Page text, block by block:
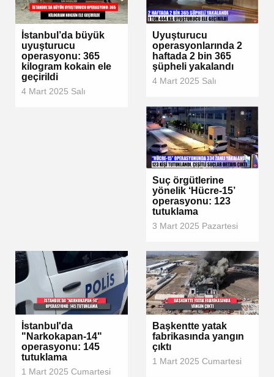
İstanbul’da büyük
uyuşturucu
operasyonu: 365
kilogram kokain ele
geçirildi
4 Mart 2025 Salı
Uyuşturucu
operasyonlarında 2
haftada 2 bin 365
şüpheli yakalandı
4 Mart 2025 Salı
Suç örgütlerine
yönelik ‘Hücre-15’
operasyonu: 123
tutuklama
3 Mart 2025 Pazartesi
İstanbul'da
"Narkokapan-14"
operasyonu: 145
tutuklama
1 Mart 2025 Cumartesi
Başkentte yatak
fabrikasında yangın
çıktı
1 Mart 2025 Cumartesi